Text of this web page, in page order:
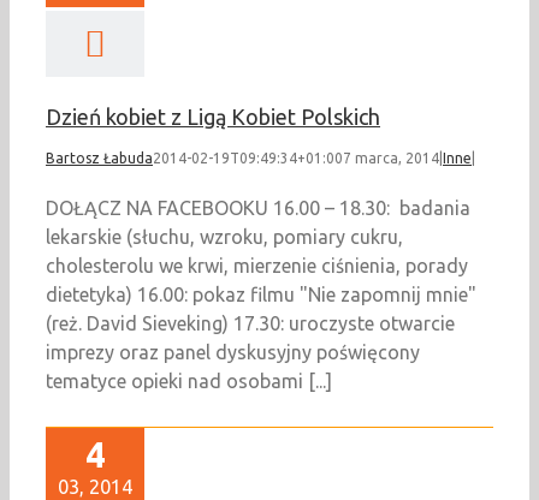
Dzień kobiet z Ligą Kobiet Polskich
Bartosz Łabuda2014-02-19T09:49:34+01:007 marca, 2014 Inne
DOŁĄCZ NA FACEBOOKU 16.00 – 18.30: badania
lekarskie (słuchu, wzroku, pomiary cukru,
cholesterolu we krwi, mierzenie ciśnienia, porady
dietetyka) 16.00: pokaz filmu "Nie zapomnij mnie"
(reż. David Sieveking) 17.30: uroczyste otwarcie
imprezy oraz panel dyskusyjny poświęcony
tematyce opieki nad osobami [...]
4
03, 2014